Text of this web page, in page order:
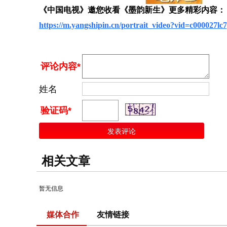
《中国电视》邀您收看 《墨韵新生》 更多精彩内容：
https://m.yangshipin.cn/
评论内容*
姓名
验证码*
相关文章
暂无信息
媒体合作 友情链接